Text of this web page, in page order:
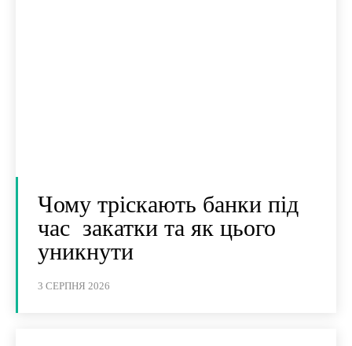
Чому тріскають банки під
час закатки та як цього
уникнути
3 СЕРПНЯ 2026